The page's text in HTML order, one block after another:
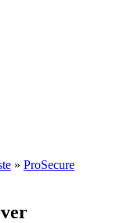
» ProSecure